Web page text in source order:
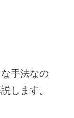
手法なの
します。